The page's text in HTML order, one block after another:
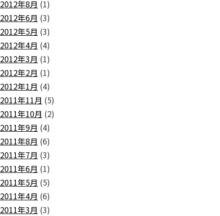
2012年8月 (1)
2012年6月 (3)
2012年5月 (3)
2012年4月 (4)
2012年3月 (1)
2012年2月 (1)
2012年1月 (4)
2011年11月 (5)
2011年10月 (2)
2011年9月 (4)
2011年8月 (6)
2011年7月 (3)
2011年6月 (1)
2011年5月 (5)
2011年4月 (6)
2011年3月 (3)